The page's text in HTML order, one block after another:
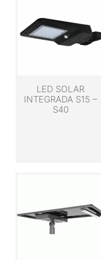
LED SOLAR
INTEGRADA S15 –
S40